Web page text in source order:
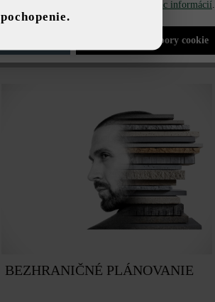
BETÓNOVÉ OBJEKTY
BEZHRANIČNÉ PLÁNOVANIE
najlepšiu možnú funkčnosť... Viac informácií.
Povoliť všetky súbory cookie